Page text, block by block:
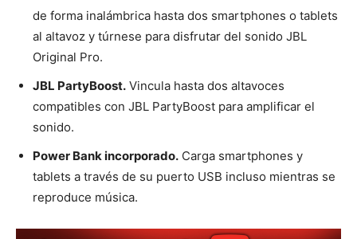
de forma inalámbrica hasta dos smartphones o tablets
al altavoz y túrnese para disfrutar del sonido JBL
Original Pro.
JBL PartyBoost. Vincula hasta dos altavoces
compatibles con JBL PartyBoost para amplificar el
sonido.
Power Bank incorporado. Carga smartphones y
tablets a través de su puerto USB incluso mientras se
reproduce música.